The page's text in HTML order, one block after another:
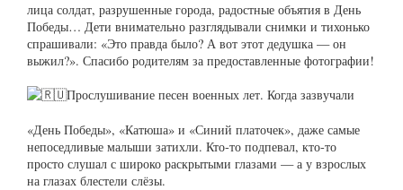
лица солдат, разрушенные города, радостные объятия в День
Победы… Дети внимательно разглядывали снимки и тихонько
спрашивали: «Это правда было? А вот этот дедушка — он
выжил?». Спасибо родителям за предоставленные фотографии!
Прослушивание песен военных лет. Когда зазвучали
«День Победы», «Катюша» и «Синий платочек», даже самые
непоседливые малыши затихли. Кто‑то подпевал, кто‑то
просто слушал с широко раскрытыми глазами — а у взрослых
на глазах блестели слёзы.